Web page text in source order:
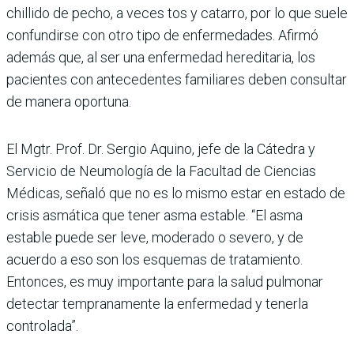
chi­llido de pecho, a veces tos y catarro, por lo que suele
con­fundirse con otro tipo de enfer­medades. Afirmó
además que, al ser una enfermedad heredi­taria, los
pacientes con antece­dentes familiares deben con­sultar
de manera oportuna.
El Mgtr. Prof. Dr. Sergio Aquino, jefe de la Cátedra y
Servicio de Neumología de la Facultad de Ciencias
Médicas, señaló que no es lo mismo estar en estado de
cri­sis asmática que tener asma estable. “El asma
estable puede ser leve, moderado o severo, y de
acuerdo a eso son los esquemas de tratamiento.
Entonces, es muy importante para la salud pulmonar
detectar tempranamente la enfer­medad y tenerla
controlada”.